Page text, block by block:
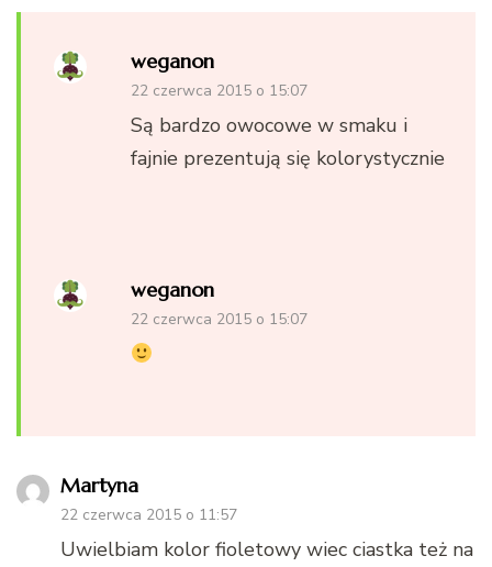
weganon
22 czerwca 2015 o 15:07
Są bardzo owocowe w smaku i
fajnie prezentują się kolorystycznie
weganon
22 czerwca 2015 o 15:07
Martyna
22 czerwca 2015 o 11:57
Uwielbiam kolor fioletowy wiec ciastka też na